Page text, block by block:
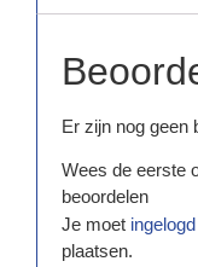
Er zijn nog geen
Wees de eerste
beoordelen
Je moet
plaatsen.